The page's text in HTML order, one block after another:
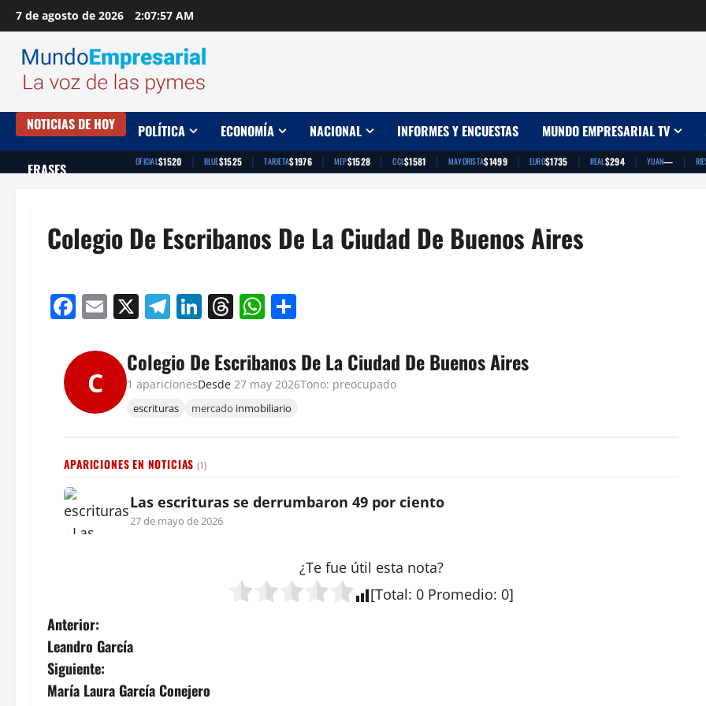
Saltar
al
contenido
7 de agosto de 2026 2:07:58 AM
NOTICIAS DE HOY POLÍTICA ECONOMÍA NACIONAL INFORMES Y ENCUESTAS MUNDO EMPRESARIAL TV
FRASES OFICIAL$1520 | BLUE$1525 | TARJETA$1976 | MEP$1528 | CCL$1581 | MAYORISTA$1499 | EURO$1735 | REAL$294 | YUAN— |
Colegio De Escribanos De La Ciudad De Buenos Aires
Facebook
Email
X Telegram
LinkedIn
Threads
WhatsApp
C
Colegio De Escribanos De La Ciudad De Buenos Aires
1 aparicionesDesde 27 may 2026Tono: preocupado
escrituras mercado inmobiliario
APARICIONES EN NOTICIAS (1)
Las escrituras se derrumbaron 49 por ciento
27 de mayo de 2026
¿Te fue útil esta nota?
[Total: 0 Promedio: 0]
N
a
v
Anterior:
Leandro García
Siguiente:
María Laura García Conejero